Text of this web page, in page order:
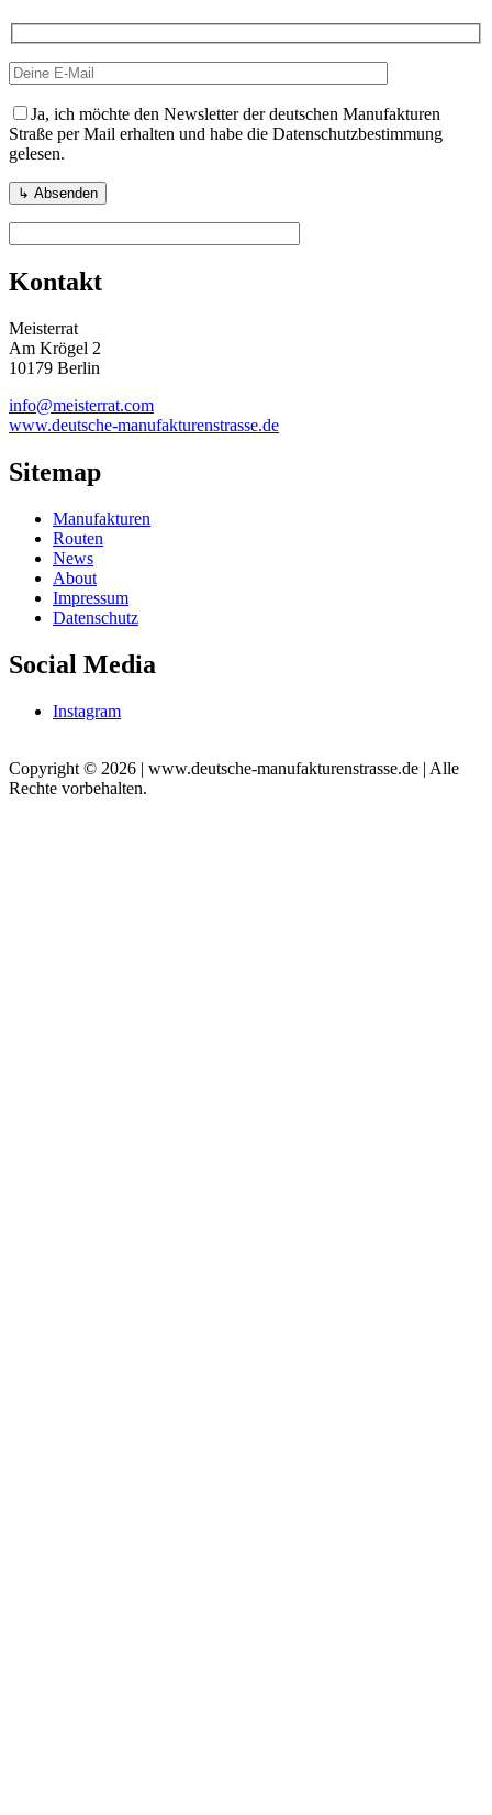
Ja, ich möchte den Newsletter der deutschen Manufakturen
Straße per Mail erhalten und habe die Datenschutzbestimmung
gelesen.
Kontakt
Meisterrat
Am Krögel 2
10179 Berlin
info@meisterrat.com
www.deutsche-manufakturenstrasse.de
Sitemap
Manufakturen
Routen
News
About
Impressum
Datenschutz
Social Media
Instagram
Copyright © 2026 | www.deutsche-manufakturenstrasse.de | Alle
Rechte vorbehalten.